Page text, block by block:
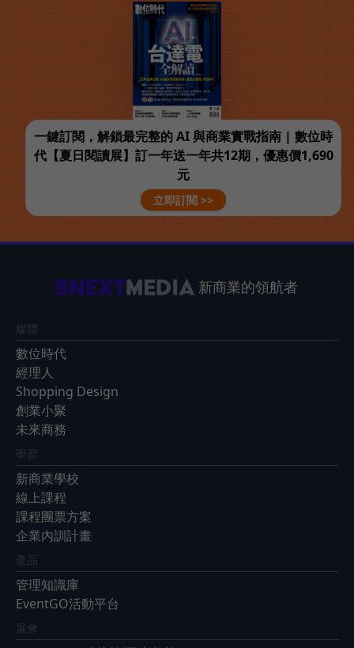
一鍵訂閱，解鎖最完整的 AI 與商業實戰指南 | 數位時
代【夏日閱讀展】訂一年送一年共12期，優惠價1,690
元
立即訂閱 >>
新商業的領航者
媒體
數位時代
經理人
Shopping Design
創業小聚
未來商務
學習
新商業學校
線上課程
課程團票方案
企業內訓計畫
產品
管理知識庫
EventGO活動平台
展會